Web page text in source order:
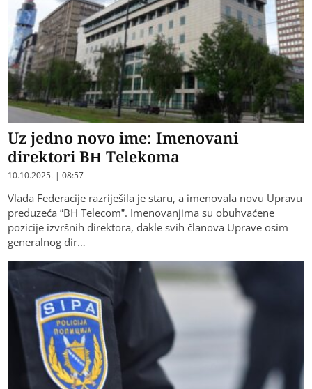
Uz jedno novo ime: Imenovani
direktori BH Telekoma
10.10.2025. | 08:57
Vlada Federacije razriješila je staru, a imenovala novu Upravu
preduzeća “BH Telecom”. Imenovanjima su obuhvaćene
pozicije izvršnih direktora, dakle svih članova Uprave osim
generalnog dir…